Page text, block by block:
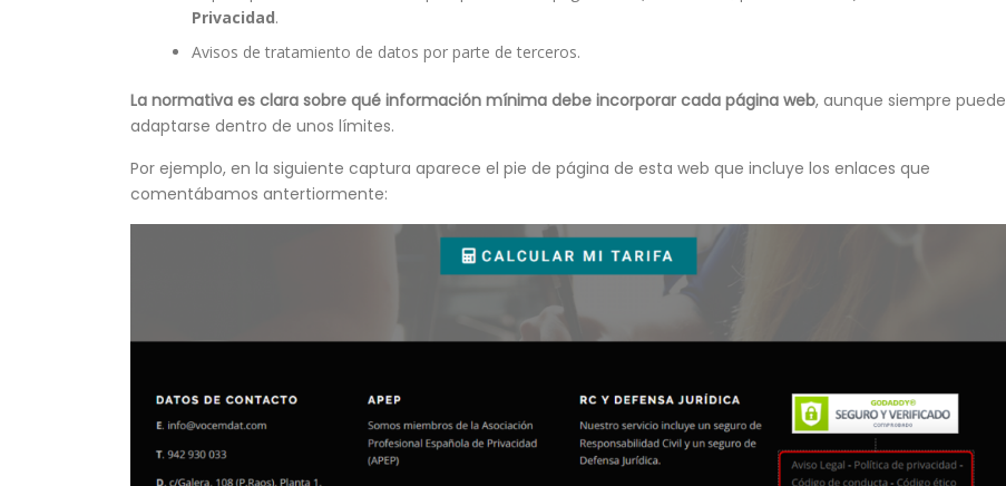
Privacidad.
Avisos de tratamiento de datos por parte de terceros.
La normativa es clara sobre qué información mínima debe incorporar cada página web, aunque siempre puede
adaptarse dentro de unos límites.
Por ejemplo, en la siguiente captura aparece el pie de página de esta web que incluye los enlaces que
comentábamos antertiormente: